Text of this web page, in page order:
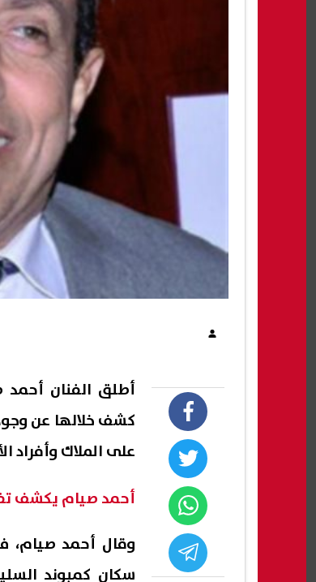
أطلق الفنان
كشف خلالها عن
على الملاك وأفراد
أحمد صيام يكشف
وقال أحمد
سكان كمبوند